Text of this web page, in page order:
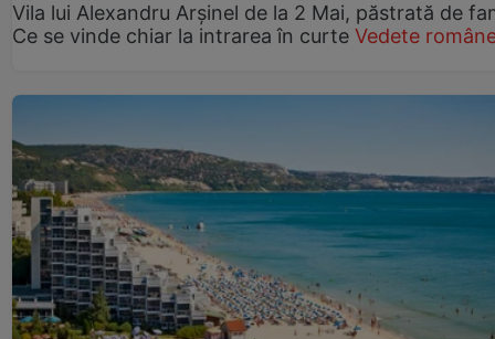
Vila lui Alexandru Arșinel de la 2 Mai, păstrată de
Ce se vinde chiar la intrarea în curte Vedete